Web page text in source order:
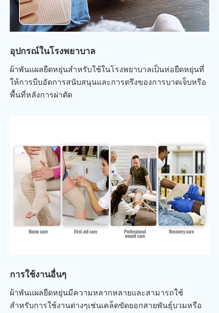
อุปกรณ์ในโรงพยาบาล
ผ้าพันแผลยืดหยุ่นสำหรับใช้ในโรงพยาบาลเป็นห่อยืดหยุ่นที่
ให้การบีบอัดการสนับสนุนและการตรึงของการบาดเจ็บหรือ
พื้นที่หลังการผ่าตัด
การใช้งานอื่นๆ
ผ้าพันแผลยืดหยุ่นมีความหลากหลายและสามารถใช้
สำหรับการใช้งานต่างๆเช่นเคล็ดขัดยอกสายพันธุ์บวมหรือ